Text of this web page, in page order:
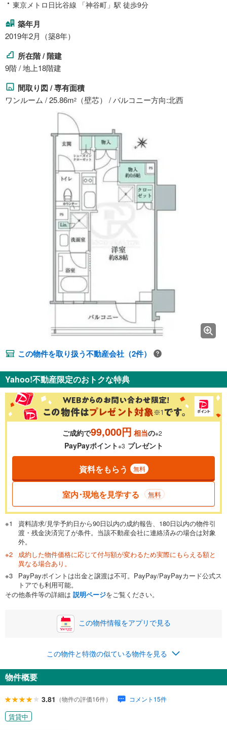
東京メトロ日比谷線 「神谷町」駅 徒歩9分
築年月
2019年2月（築8年）
所在階 / 階建
9階 / 地上18階建
間取り図 / 専有面積
ワンルーム / 25.86m2 （壁芯） / バルコニー方向:北西
この物件を取り扱う不動産会社（2件）
Yahoo!不動産限定のおトクな特典
ご成約で99,000円 相当の※2
PayPayポイント※3 プレゼント
資料をもらう 無料
室内･現地を見学する 無料
資料請求/見学予約日から90日以内の成約報告、180日以内の物件引
渡・残金決済完了が条件。当該不動産会社に連絡済みの場合は対象
外。
成約した物件価格に応じて付与額が変わるため実際にもらえる額と
異なる場合あり。
PayPayポイントは出金と譲渡は不可。PayPay/PayPayカード公式ス
トアでも利用可能。
その他条件等の詳細は 説明ページをご覧ください。
この物件情報をアプリで見る
この物件と特徴の似ている物件を見る
物件概要
3.81 （物件の評価16件） コメント15件
賃貸中